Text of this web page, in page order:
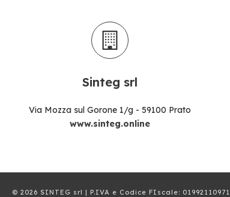
Sinteg srl
Via Mozza sul Gorone 1/g - 59100 Prato
www.sinteg.online
© 2026 SINTEG srl | P.IVA e Codice FIscale: